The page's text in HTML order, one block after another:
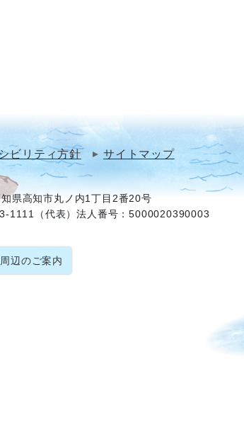
ビリティ方針 サイトマップ
県高知市丸ノ内1丁目2番20号
1111（代表）法人番号：5000020390003
辺のご案内